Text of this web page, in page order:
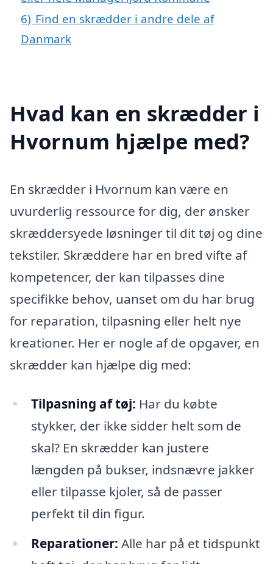
6) Find en skrædder i andre dele af
Danmark
Hvad kan en skrædder i
Hvornum hjælpe med?
En skrædder i Hvornum kan være en
uvurderlig ressource for dig, der ønsker
skræddersyede løsninger til dit tøj og dine
tekstiler. Skræddere har en bred vifte af
kompetencer, der kan tilpasses dine
specifikke behov, uanset om du har brug
for reparation, tilpasning eller helt nye
kreationer. Her er nogle af de opgaver, en
skrædder kan hjælpe dig med:
Tilpasning af tøj: Har du købte
stykker, der ikke sidder helt som de
skal? En skrædder kan justere
længden på bukser, indsnævre jakker
eller tilpasse kjoler, så de passer
perfekt til din figur.
Reparationer: Alle har på et tidspunkt